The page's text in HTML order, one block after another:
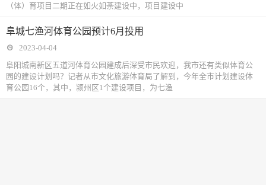
（体）育项目二期正在如火如荼建设中，项目建设中
阜城七渔河体育公园预计6月投用
2023-04-04
阜阳城南新区五道河体育公园建成后深受市民欢迎，我市还有类似体育公
园的建设计划吗？记者从市文化旅游体育局了解到，今年全市计划建设体
育公园16个，其中，颍州区1个建设项目，为七渔